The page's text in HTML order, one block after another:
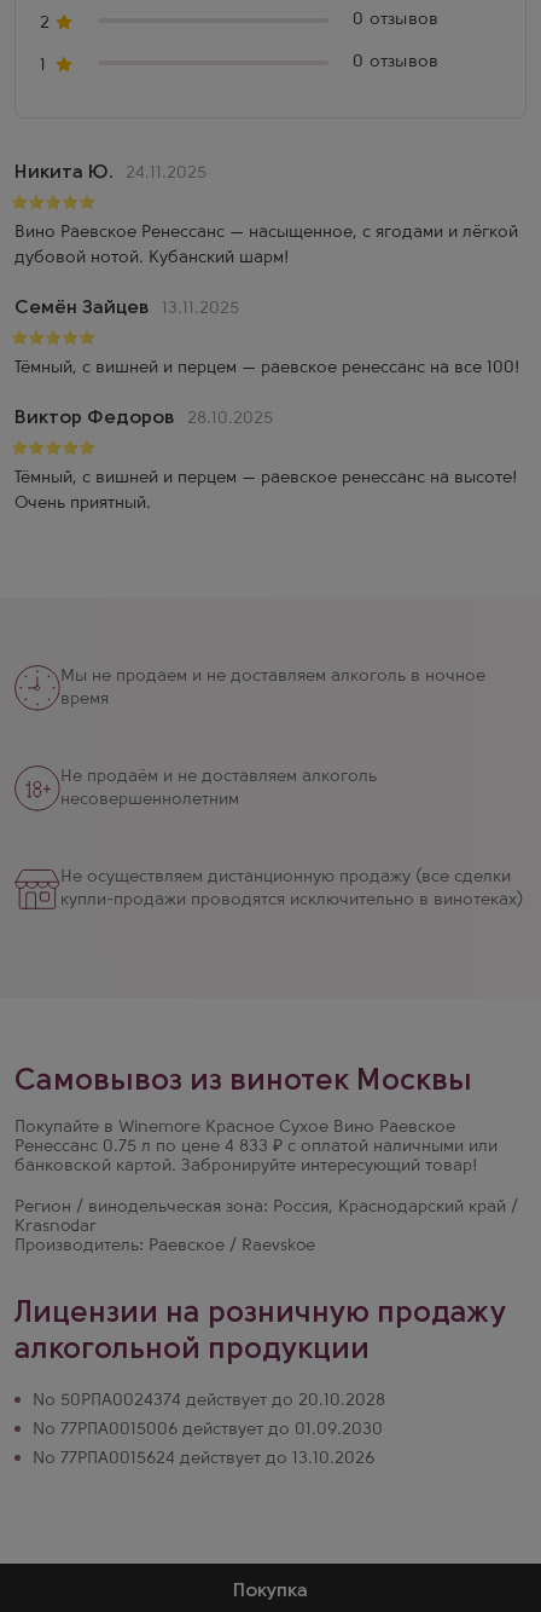
Никита Ю. 24.11.2025
Вино Раевское Ренессанс — насыщенное, с ягодами и лёгкой
дубовой нотой. Кубанский шарм!
Семён Зайцев 13.11.2025
Тёмный, с вишней и перцем — раевское ренессанс на все 100!
Виктор Федоров 28.10.2025
Тёмный, с вишней и перцем — раевское ренессанс на высоте!
Очень приятный.
2 0 отзывов
1 0 отзывов
Мы не продаем и не доставляем алкоголь в ночное
время
Не продаём и не доставляем алкоголь
несовершеннолетним
Не осуществляем дистанционную продажу (все сделки
купли-продажи проводятся исключительно в винотеках)
Самовывоз из винотек Москвы
Покупайте в Winemore Красное Сухое Вино Раевское
Ренессанс 0.75 л по цене 4 833 ₽ с оплатой наличными или
банковской картой. Забронируйте интересующий товар!
Регион / винодельческая зона: Россия, Краснодарский край /
Krasnodar
Производитель: Раевское / Raevskoe
Лицензии на розничную продажу
алкогольной продукции
№ 50РПА0024374 действует до 20.10.2028
№ 77РПА0015006 действует до 01.09.2030
№ 77РПА0015624 действует до 13.10.2026
Покупка